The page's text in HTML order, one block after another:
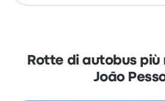
Rotte di autobus
João